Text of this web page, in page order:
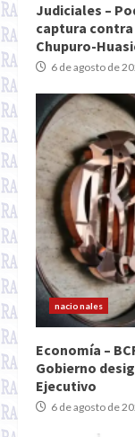
Judiciales –
captura contra
Chupuro-
6 de agosto de
nacionales
Economía –
Gobierno
Ejecutivo
6 de agosto de